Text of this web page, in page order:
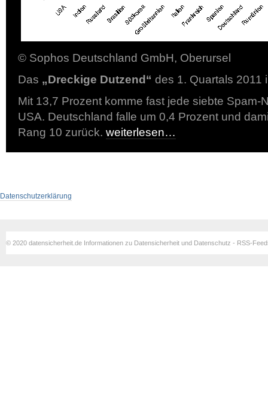
© Sophos Deutschland GmbH, Oberursel
Das „Dreckige Dutzend“ des 1. Quartals 2011
Mit 13,7 Prozent komme fast jede siebte Spam-
USA. Deutschland falle um 0,4 Prozent und
Rang 10 zurück. weiterlesen…
Datenschutzerklärung
© 2020 datensicherheit.de Informationen zu Datensicherheit und Datenschutz - RSS-